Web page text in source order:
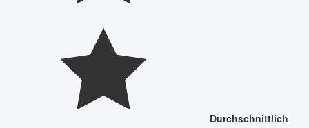
Durchschnittlich